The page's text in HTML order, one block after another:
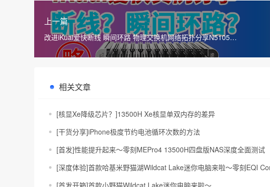
上一篇
改进iKuai爱快断线 瞬间环路 物理交换机网络拓扑分享N5105
N6005
相关文章
[核显Xe降级芯片？]13500H Xe核显单双内存的差异
[干货分享]iPhone极度节约电池循环次数的方法
[首发]性能提升起来～零刻MEPro4 13500H四盘版NAS深度全面测试
[深度体验]首款哈基米野猫湖Wildcat Lake迷你电脑来啦～零刻EQI
[首发开箱]首款小野猫Wildcat Lake迷你电脑来啦～